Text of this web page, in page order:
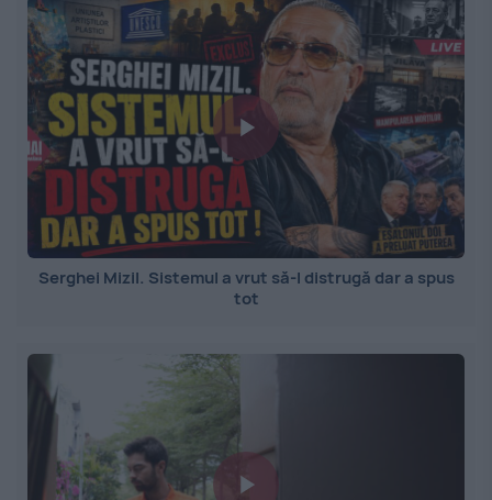
Serghei Mizil. Sistemul a vrut să-l distrugă dar a spus
tot